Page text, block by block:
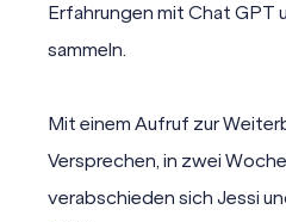
Erfahrungen mit Chat GPT
sammeln.
Mit einem Aufruf zur
Versprechen, in zwei
verabschieden sich Jessi